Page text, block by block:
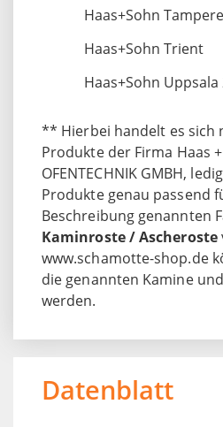
Haas+Sohn Tampere
Haas+Sohn Trient
Haas+Sohn Uppsala
** Hierbei handelt es sich
Produkte der Firma Haas
OFENTECHNIK GMBH,
Produkte genau passend
Beschreibung genannten
Kaminroste / Ascheroste
www.schamotte-shop.de
die genannten Kamine
werden.
Datenblatt